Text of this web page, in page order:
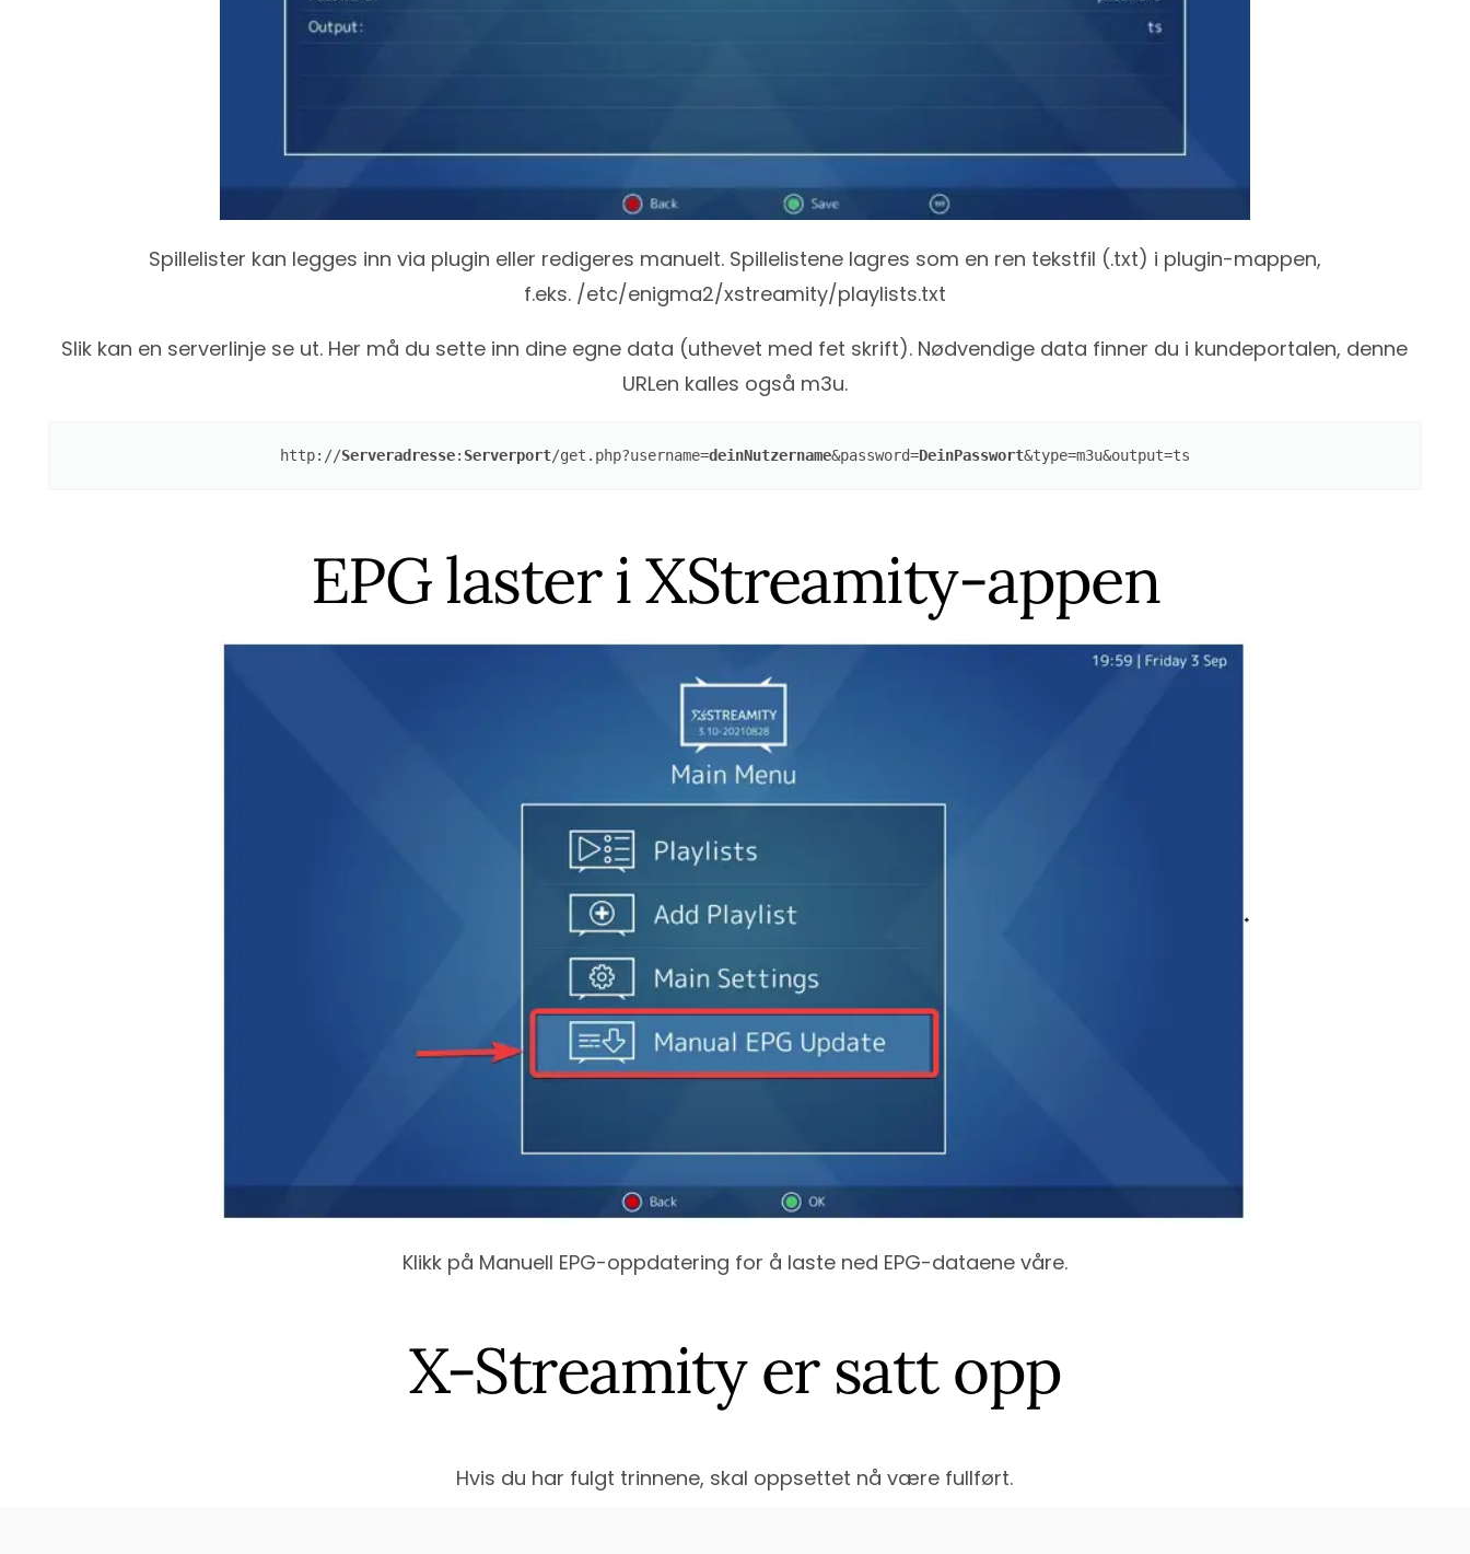
Spillelister kan legges inn via plugin eller redigeres manuelt. Spillelistene lagres som en ren tekstfil (.txt) i plugin-mappen,
f.eks. /etc/enigma2/xstreamity/playlists.txt
Slik kan en serverlinje se ut. Her må du sette inn dine egne data (uthevet med fet skrift). Nødvendige data finner du i kundeportalen, denne
URLen kalles også m3u.
http://Serveradresse: Serverport/get.php?username=deinNutzername&password=DeinPasswort&type=m3u&output=ts
EPG laster i XStreamity-appen
Klikk på Manuell EPG-oppdatering for å laste ned EPG-dataene våre.
X-Streamity er satt opp
Hvis du har fulgt trinnene, skal oppsettet nå være fullført.